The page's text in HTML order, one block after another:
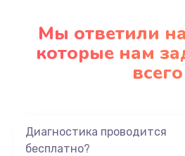
Мы ответили
которые нам
всего
Диагностика проводится
бесплатно?